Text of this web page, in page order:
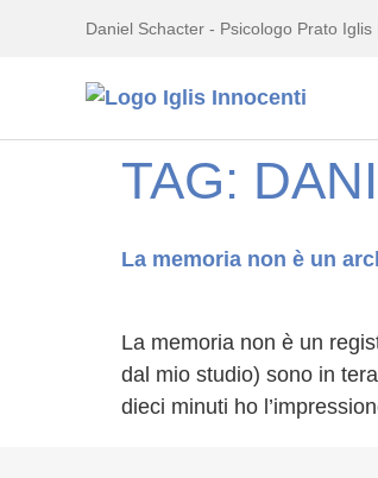
Daniel Schacter - Psicologo Prato Iglis
TAG:
La memoria non è un
La memoria non è un
dal mio studio) sono in
dieci minuti ho